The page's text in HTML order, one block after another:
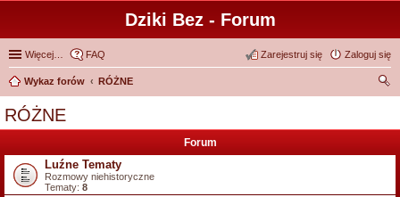
Dziki Bez - Forum
Więcej… FAQ Zaloguj się
Zarejestruj się
Wykaz forów
RÓŻNE
RÓŻNE
Forum
Luźne Tematy
Rozmowy niehistoryczne
Tematy: 8